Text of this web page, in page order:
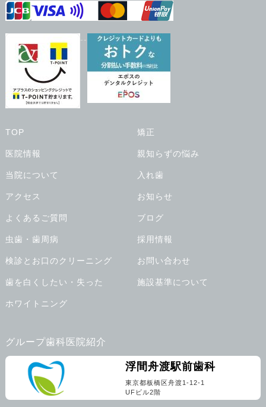
--
TOP
医院情報
当院について
アクセス
よくあるご質問
虫歯・歯周病
検診とお口のクリーニング
歯を白くしたい・失った
ホワイトニング
矯正
親知らずの悩み
入れ歯
お知らせ
ブログ
採用情報
お問い合わせ
施設基準について
グループ歯科医院紹介
浮間舟渡駅前歯科
東京都板橋区舟渡1-12-1
UFビル2階